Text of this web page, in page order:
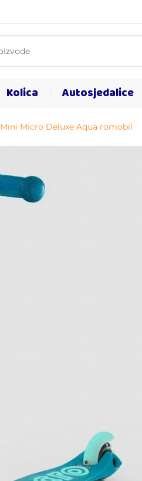
Kolica Autosjedalice
Mini Micro Deluxe Aqua romobil